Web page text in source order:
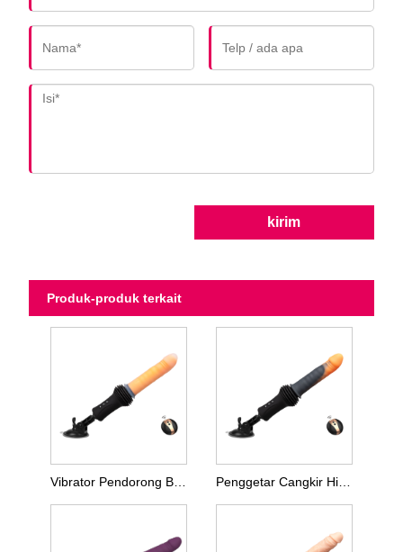
kirim
Produk-produk terkait
Vibrator Pendorong Berlapis Ganda Penggetar Cangkir Hisap Pendorong Ultra-Panjang